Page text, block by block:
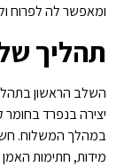
ומאפשר לה לפרוח
תהליך
השלב הראשון
יצירה בנפרד בחומר
במהלך המשלוח.
מידות, חתימות